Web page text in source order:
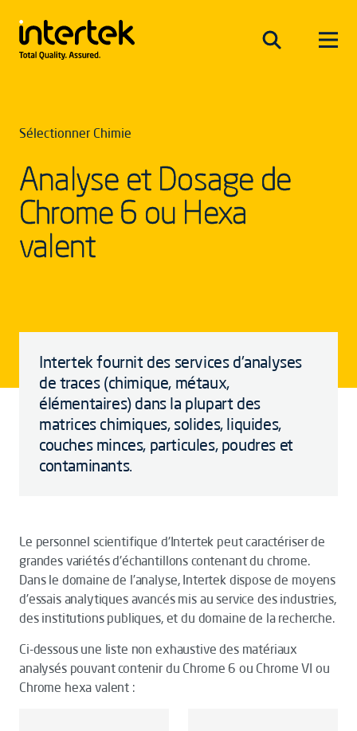
Sélectionner Chimie
Analyse et Dosage de
Chrome 6 ou Hexa
valent
Intertek fournit des services d'analyses
de traces (chimique, métaux,
élémentaires) dans la plupart des
matrices chimiques, solides, liquides,
couches minces, particules, poudres et
contaminants.
Le personnel scientifique d'Intertek peut caractériser de
grandes variétés d'échantillons contenant du chrome.
Dans le domaine de l’analyse, Intertek dispose de moyens
d'essais analytiques avancés mis au service des industries,
des institutions publiques, et du domaine de la recherche.
Ci-dessous une liste non exhaustive des matériaux
analysés pouvant contenir du Chrome 6 ou Chrome VI ou
Chrome hexa valent :